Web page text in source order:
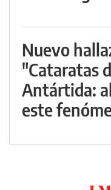
Nuevo
"Cataratas
Antártida:
este